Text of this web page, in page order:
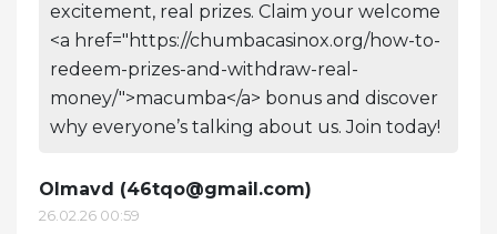
excitement, real prizes. Claim your welcome
<a href="https://chumbacasinox.org/how-to-
redeem-prizes-and-withdraw-real-
money/">macumba</a> bonus and discover
why everyone’s talking about us. Join today!
Olmavd (46tqo@gmail.com)
26.02.26 00:59